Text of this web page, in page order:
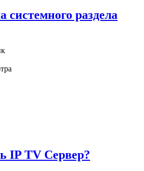
системного раздела
IP TV Сервер?